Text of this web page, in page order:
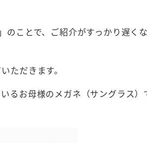
ことで、ご紹介がすっかり遅く
ただきます。
るお母様のメガネ（サングラス）